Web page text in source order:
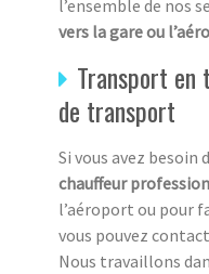
l’ensemble de nos
vers la gare ou
Transport en
de transport
Si vous avez besoin
chauffeur
l’aéroport ou pour
vous pouvez
Nous travaillons